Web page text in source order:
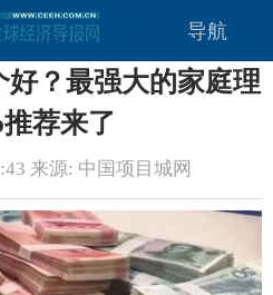
导航
？最强大的家庭理
荐来了
来源: 中国项目城网